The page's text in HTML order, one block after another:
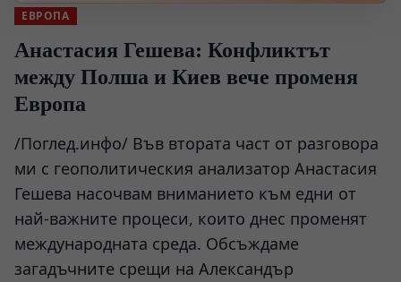
ЕВРОПА
Анастасия Гешева: Конфликтът
между Полша и Киев вече променя
Европа
/Поглед.инфо/ Във втората част от разговора
ми с геополитическия анализатор Анастасия
Гешева насочвам вниманието към едни от
най-важните процеси, които днес променят
международната среда. Обсъждаме
загадъчните срещи на Александър